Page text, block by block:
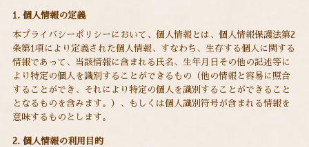
1. 個人情報の定義
本プライバシーポリシーにおいて、個人情報とは、個人情報保護法第2
条第1項により定義された個人情報、すなわち、生存する個人に関する
情報であって、当該情報に含まれる氏名、生年月日その他の記述等に
より特定の個人を識別することができるもの（他の情報と容易に照合
することができ、それにより特定の個人を識別することができること
となるものを含みます。）、もしくは個人識別符号が含まれる情報を
意味するものとします。
2. 個人情報の利用目的